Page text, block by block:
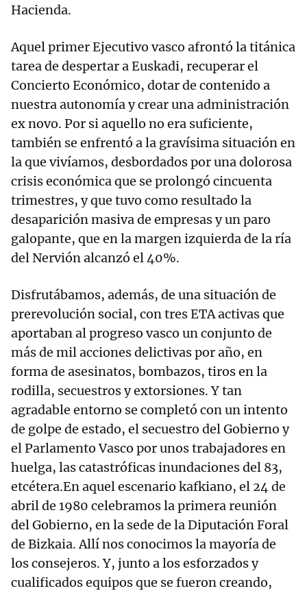
Hacienda.
Aquel primer Ejecutivo vasco afrontó la titánica
tarea de despertar a Euskadi, recuperar el
Concierto Económico, dotar de contenido a
nuestra autonomía y crear una administración
ex novo. Por si aquello no era suficiente,
también se enfrentó a la gravísima situación en
la que vivíamos, desbordados por una dolorosa
crisis económica que se prolongó cincuenta
trimestres, y que tuvo como resultado la
desaparición masiva de empresas y un paro
galopante, que en la margen izquierda de la ría
del Nervión alcanzó el 40%.
Disfrutábamos, además, de una situación de
prerevolución social, con tres ETA activas que
aportaban al progreso vasco un conjunto de
más de mil acciones delictivas por año, en
forma de asesinatos, bombazos, tiros en la
rodilla, secuestros y extorsiones. Y tan
agradable entorno se completó con un intento
de golpe de estado, el secuestro del Gobierno y
el Parlamento Vasco por unos trabajadores en
huelga, las catastróficas inundaciones del 83,
etcétera.En aquel escenario kafkiano, el 24 de
abril de 1980 celebramos la primera reunión
del Gobierno, en la sede de la Diputación Foral
de Bizkaia. Allí nos conocimos la mayoría de
los consejeros. Y, junto a los esforzados y
cualificados equipos que se fueron creando,